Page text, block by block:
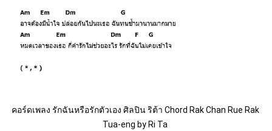
คอร์ดเพลง รักฉันหรือรักตัวเอง ศิลปิน ริต้า Chord Rak Chan Rue Rak
Tua-eng by Ri Ta